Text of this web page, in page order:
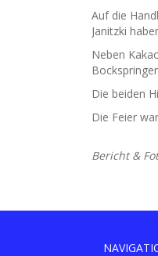
Auf die
Janitzki
Neben
Die beiden
Die Feier
Bericht &